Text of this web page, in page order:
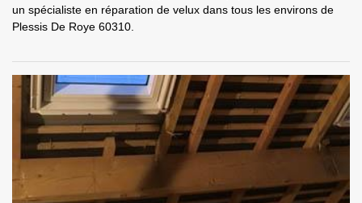
un spécialiste en réparation de velux dans tous les environs de
Plessis De Roye 60310.